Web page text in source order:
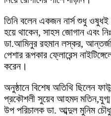
তিনি বলেন একজন নার্স শুধু
হয়ে থাকেন, সাহস জোগান এবং
ডা.আমিনুর রহমান লস্কর,
পেশার রূপকার ফ্লোরেন্স
করেন।
অনুষ্ঠানে বিশেষ অতিথি ছিলেন
প্রকৌশলী সুয়েব আহমদ
উপ পরিচালক ডা. আব্দুল মুনিম